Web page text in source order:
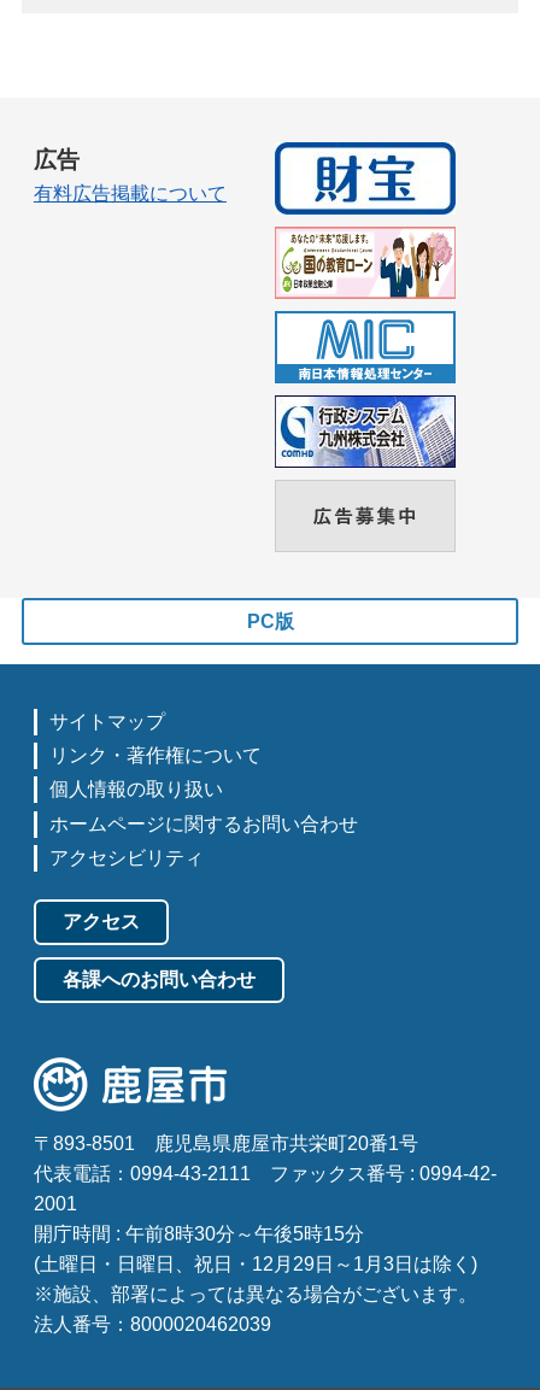
広告
有料広告掲載について
PC版
サイトマップ
リンク・著作権について
個人情報の取り扱い
ホームページに関するお問い合わせ
アクセシビリティ
アクセス
各課へのお問い合わせ
〒893-8501
鹿児島県鹿屋市共栄町20番1号
代表電話：0994-43-2111
ファックス番号 : 0994-42-
2001
開庁時間 : 午前8時30分～午後5時15分
(土曜日・日曜日、祝日・12月29日～1月3日は除く)
※施設、部署によっては異なる場合がございます。
法人番号：8000020462039